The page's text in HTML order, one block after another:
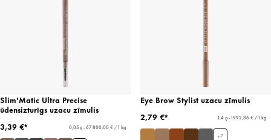
Slim'Matic Ultra Precise
ūdensizturīgs uzacu zīmulis
3,39 €*
0,05 g - 67 800,00 € / 1 kg
Eye Brow Stylist uzacu zīmulis
2,79 €*
1,4 g - 1992,86 € / 1 kg
+7